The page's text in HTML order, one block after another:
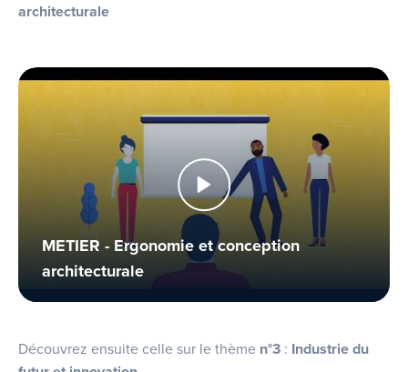
architecturale
METIER - Ergonomie et conception
architecturale
Découvrez ensuite celle sur le thème n°3 : Industrie du